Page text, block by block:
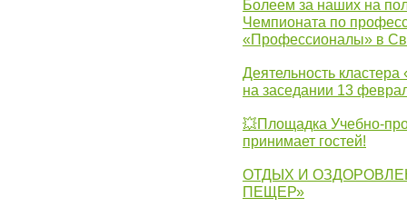
Болеем за наших на
Чемпионата по
«Профессионалы» в
Деятельность
на заседании 13
💥Площадка Учебно-
принимает гостей!
ОТДЫХ И
ПЕЩЕР»